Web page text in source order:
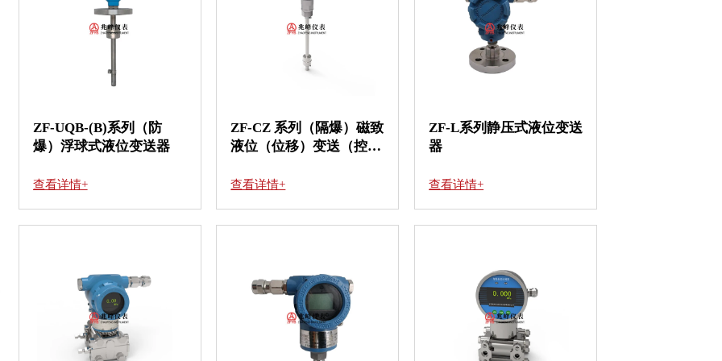
ZF-UQB-(B)系列（防
爆）浮球式液位变送器
查看详情+
ZF-CZ 系列（隔爆）磁致
液位（位移）变送（控
查看详情+
ZF-L系列静压式液位变送
器
查看详情+